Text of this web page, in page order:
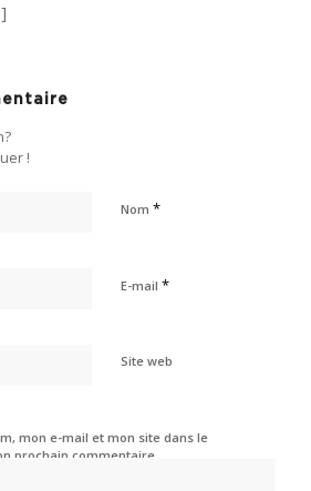
!
Nom*
E-mail*
Site web
mon e-mail et mon site dans le
prochain commentaire.